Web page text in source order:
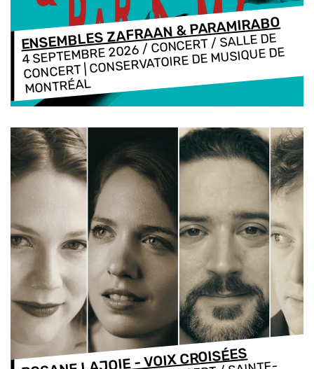
ENSEMBLES ZAFRAAN & PARAMIRABO
4 SEPTEMBRE 2026/ CONCERT / SALLE DE
CONCERT | CONSERVATOIRE DE MUSIQUE DE
MONTRÉAL